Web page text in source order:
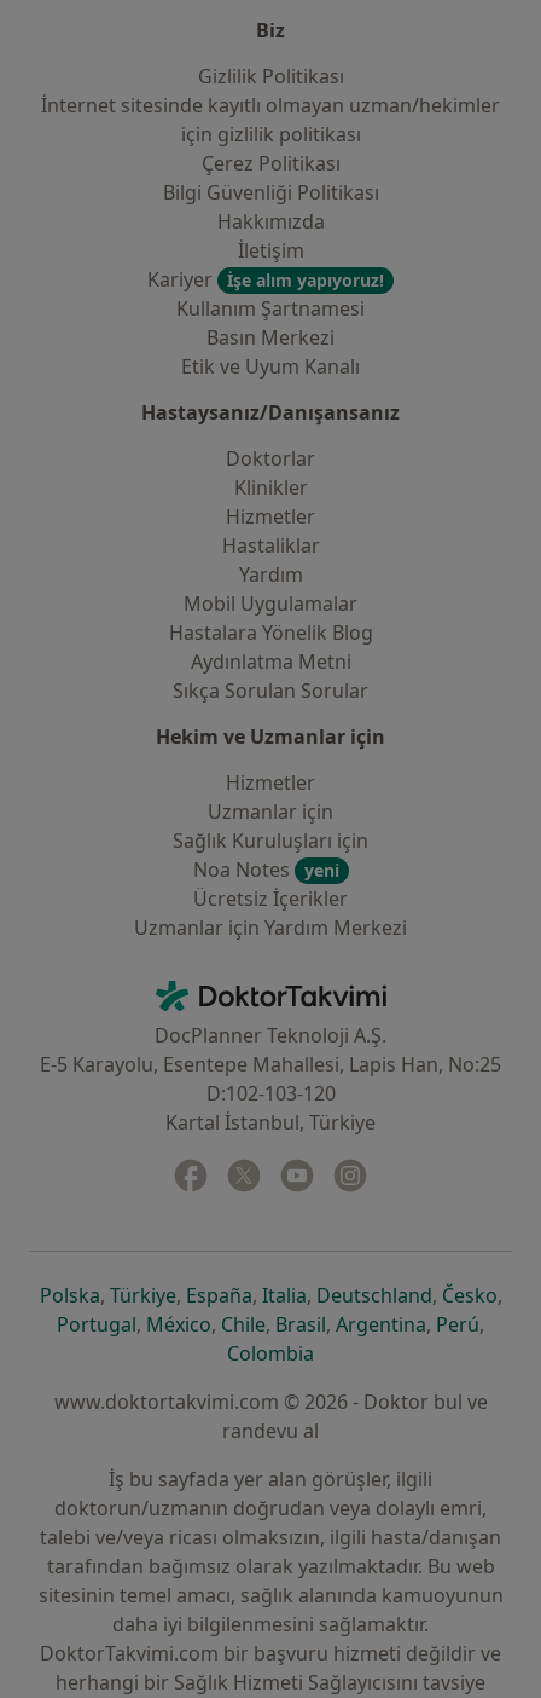
Biz
Gizlilik Politikası
İnternet sitesinde kayıtlı olmayan uzman/hekimler
i̇çin gizlilik politikası
Çerez Politikası
Bilgi Güvenliği Politikası
Hakkımızda
İletişim
Kariyer
İşe alım yapıyoruz!
Kullanım Şartnamesi
Basın Merkezi
Etik ve Uyum Kanalı
Hastaysanız/Danışansanız
Doktorlar
Klinikler
Hizmetler
Hastaliklar
Yardım
Mobil Uygulamalar
Hastalara Yönelik Blog
Aydınlatma Metni
Sıkça Sorulan Sorular
Hekim ve Uzmanlar için
Hizmetler
Uzmanlar için
Sağlık Kuruluşları için
Noa Notes
yeni
Ücretsiz İçerikler
Uzmanlar için Yardım Merkezi
DoktorTakvimi - Ana Sayfa
DocPlanner Teknoloji A.Ş.
E-5 Karayolu, Esentepe Mahallesi, Lapis Han, No:25
D:102-103-120
Kartal İstanbul, Türkiye
Facebook
yeni bir sekmede açılır
Twitter
yeni bir sekmede açılır
Youtube
yeni bir sekmede açılır
Polskayeni bir sekmede açılır
, Türkiyeyeni bir sekmede açılır
, Españayeni bir sekmede açılır
, Italiayeni bir sekmede açılır
, Deutschlandyeni bir
, Českoyeni
,
Portugalyeni bir sekmede açılır
, Méxicoyeni bir sekmede açılır
, Chileyeni bir sekmede açılır
, Brasilyeni bir sekmede açılır
, Argentinayeni bir
, Perúyeni
,
Colombia
www.doktortakvimi.com © 2026 - Doktor bul ve
randevu al
İş bu sayfada yer alan görüşler, ilgili
doktorun/uzmanın doğrudan veya dolaylı emri,
talebi ve/veya ricası olmaksızın, ilgili hasta/danışan
tarafından bağımsız olarak yazılmaktadır. Bu web
sitesinin temel amacı, sağlık alanında kamuoyunun
daha iyi bilgilenmesini sağlamaktır.
DoktorTakvimi.com bir başvuru hizmeti değildir ve
herhangi bir Sağlık Hizmeti Sağlayıcısını tavsiye